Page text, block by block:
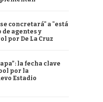
concretará" a "está
agentes y
por De La Cruz
la fecha clave
por la
Estadio